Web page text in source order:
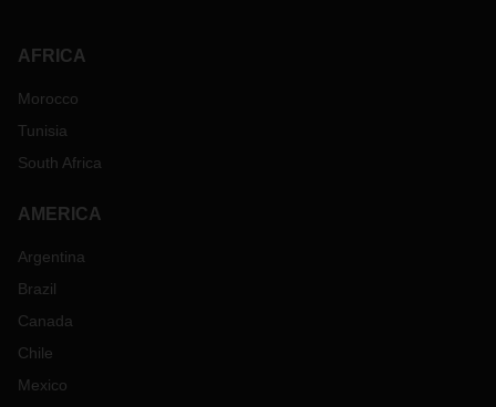
AFRICA
Morocco
Tunisia
South Africa
AMERICA
Argentina
Brazil
Canada
Chile
Mexico